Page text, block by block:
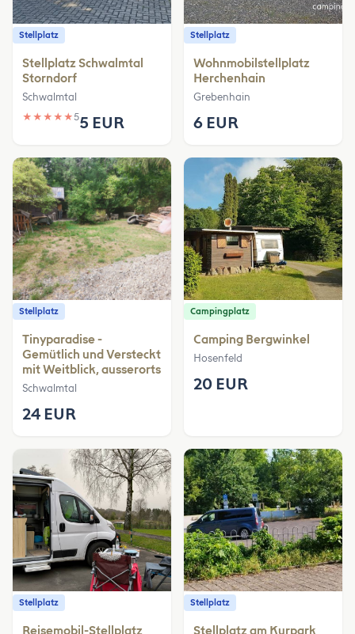
Stellplatz
Stellplatz Schwalmtal
Storndorf
Schwalmtal
★ ★ ★ ★ ★55 EUR
Stellplatz
Wohnmobilstellplatz
Herchenhain
Grebenhain
6 EUR
Stellplatz
Tinyparadise -
Gemütlich und Versteckt
mit Weitblick, ausserorts
Schwalmtal
24 EUR
Campingplatz
Camping Bergwinkel
Hosenfeld
20 EUR
Stellplatz
Reisemobil-Stellplatz
Stellplatz
Stellplatz am Kurpark